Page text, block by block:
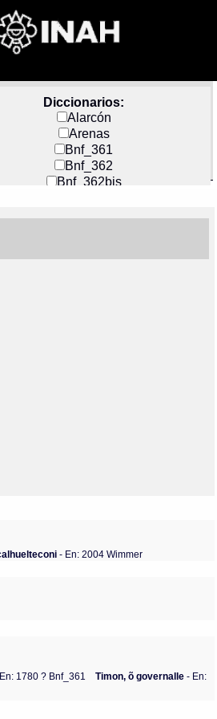
Diccionarios:
Alarcón
Arenas
Bnf_361
Bnf_362
Bnf_362bis
Docs_México
- En: 2004 Wimmer
1780 ? Bnf_361 Timon, õ governalle - En: